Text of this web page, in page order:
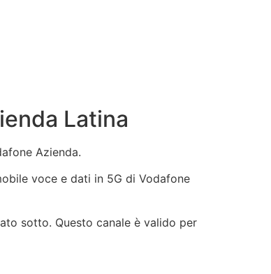
Latina
Azienda.
voce e dati in 5G di Vodafone
sotto. Questo canale è valido per